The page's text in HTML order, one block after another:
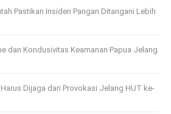
Pastikan Insiden Pangan Ditangani Lebih
dan Kondusivitas Keamanan Papua Jelang
Dijaga dari Provokasi Jelang HUT ke-